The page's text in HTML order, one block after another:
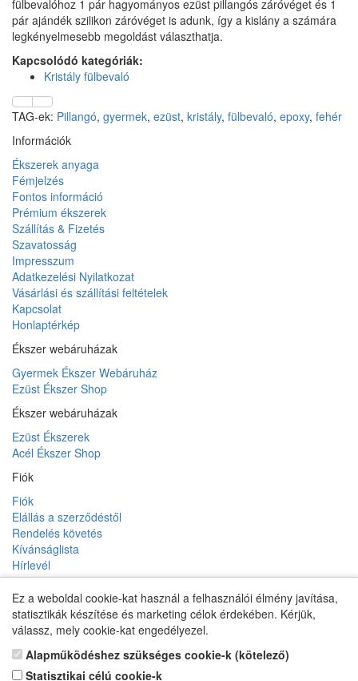
fülbevalóhoz 1 pár hagyományos ezüst pillangós záróvéget és 1
pár ajándék szilikon záróvéget is adunk, így a kislány a számára
legkényelmesebb megoldást választhatja.
Kapcsolódó kategóriák:
Kristály fülbevaló
TAG-ek: Pillangó, gyermek, ezüst, kristály, fülbevaló, epoxy, fehér
Információk
Ékszerek anyaga
Fémjelzés
Fontos információ
Prémium ékszerek
Szállítás & Fizetés
Szavatosság
Impresszum
Adatkezelési Nyilatkozat
Vásárlási és szállítási feltételek
Kapcsolat
Honlaptérkép
Ékszer webáruházak
Gyermek Ékszer Webáruház
Ezüst Ékszer Shop
Ékszer webáruházak
Ezüst Ékszerek
Acél Ékszer Shop
Fiók
Fiók
Elállás a szerződéstől
Rendelés követés
Kívánságlista
Hírlevél
Gyermek Ékszer Shop
Ez a weboldal cookie-kat használ a felhasználói élmény javítása,
statisztikák készítése és marketing célok érdekében. Kérjük,
válassz, mely cookie-kat engedélyezel.
Alapműködéshez szükséges cookie-k (kötelező)
Statisztikai célú cookie-k